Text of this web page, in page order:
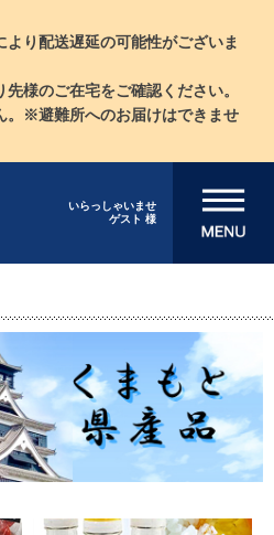
より配送遅延の可能性がございま
様のご在宅をご確認ください。
。※避難所へのお届けはできませ
いらっしゃいませ
ゲスト 様
メニューを開